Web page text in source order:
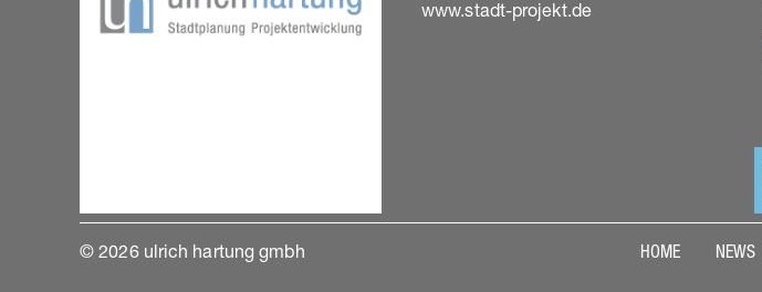
www.stadt-projekt.de
© 2026 ulrich hartung gmbh HOME NEWS